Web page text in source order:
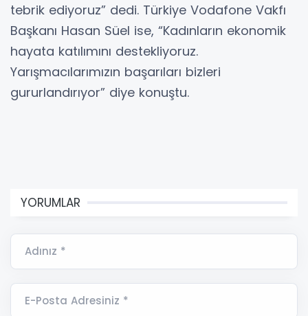
tebrik ediyoruz” dedi. Türkiye Vodafone Vakfı
Başkanı Hasan Süel ise, “Kadınların ekonomik
hayata katılımını destekliyoruz.
Yarışmacılarımızın başarıları bizleri
gururlandırıyor” diye konuştu.
YORUMLAR
Adınız *
E-Posta Adresiniz *